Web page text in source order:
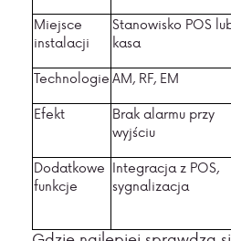
Miejsce
instalacji
Stanowisko POS
kasa
TechnologieAM, RF, EM
Efekt
Brak alarmu przy
wyjściu
Dodatkowe
funkcje
Integracja z POS,
sygnalizacja